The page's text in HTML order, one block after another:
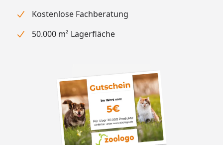
Kostenlose Fachberatung
50.000 m² Lagerfläche